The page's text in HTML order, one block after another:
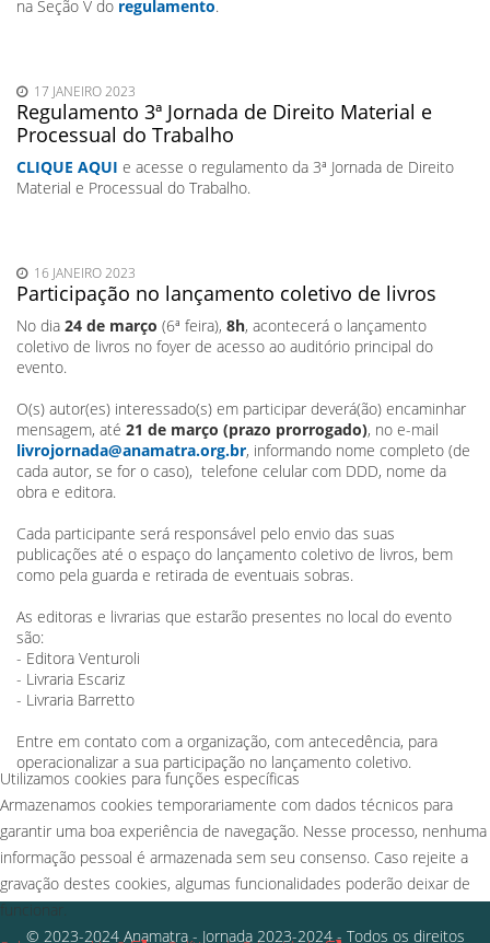
na Seção V do regulamento.
17 JANEIRO 2023
Regulamento 3ª Jornada de Direito Material e
Processual do Trabalho
CLIQUE AQUI e acesse o regulamento da 3ª Jornada de Direito
Material e Processual do Trabalho.
16 JANEIRO 2023
Participação no lançamento coletivo de livros
No dia 24 de março (6ª feira), 8h, acontecerá o lançamento
coletivo de livros no foyer de acesso ao auditório principal do
evento.
O(s) autor(es) interessado(s) em participar deverá(ão) encaminhar
mensagem, até 21 de março (prazo prorrogado), no e-mail
livrojornada@anamatra.org.br, informando nome completo (de
cada autor, se for o caso), telefone celular com DDD, nome da
obra e editora.
Cada participante será responsável pelo envio das suas
publicações até o espaço do lançamento coletivo de livros, bem
como pela guarda e retirada de eventuais sobras.
As editoras e livrarias que estarão presentes no local do evento
são:
- Editora Venturoli
- Livraria Escariz
- Livraria Barretto
Entre em contato com a organização, com antecedência, para
operacionalizar a sua participação no lançamento coletivo.
© 2023-2024 Anamatra - Jornada 2023-2024 - Todos os direitos
Utilizamos cookies para funções específicas
Armazenamos cookies temporariamente com dados técnicos para
garantir uma boa experiência de navegação. Nesse processo, nenhuma
informação pessoal é armazenada sem seu consenso. Caso rejeite a
gravação destes cookies, algumas funcionalidades poderão deixar de
funcionar.